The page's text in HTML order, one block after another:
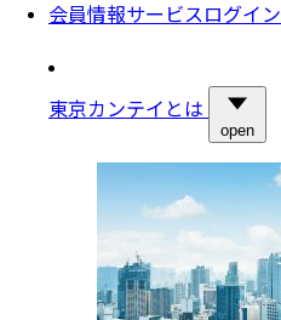
会員情報サービスログイン
東京カンテイとは
open